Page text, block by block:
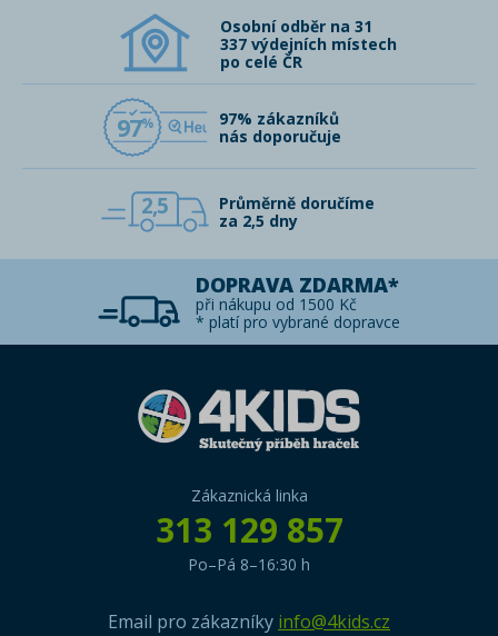
Osobní odběr na 31
337 výdejních místech
po celé ČR
97
97% zákazníků
nás doporučuje
2,5
Průměrně doručíme
za 2,5 dny
DOPRAVA ZDARMA*
při nákupu od 1500 Kč
* platí pro vybrané dopravce
Zákaznická linka
313 129 857
Po–Pá 8–16:30 h
Email pro zákazníky info@4kids.cz